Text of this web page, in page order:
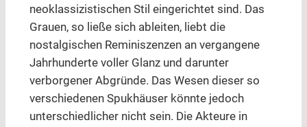
neoklassizistischen Stil eingerichtet sind. Das
Grauen, so ließe sich ableiten, liebt die
nostalgischen Reminiszenzen an vergangene
Jahrhunderte voller Glanz und darunter
verborgener Abgründe. Das Wesen dieser so
verschiedenen Spukhäuser könnte jedoch
unterschiedlicher nicht sein. Die Akteure in